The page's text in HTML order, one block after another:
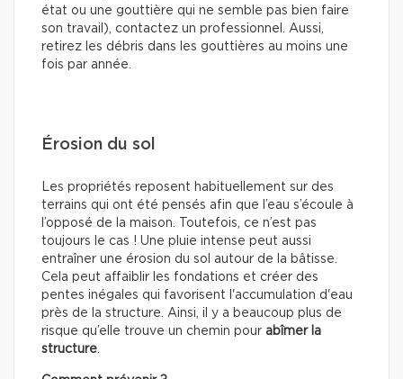
état ou une gouttière qui ne semble pas bien faire
son travail), contactez un professionnel. Aussi,
retirez les débris dans les gouttières au moins une
fois par année.
Érosion du sol
Les propriétés reposent habituellement sur des
terrains qui ont été pensés afin que l’eau s’écoule à
l’opposé de la maison. Toutefois, ce n’est pas
toujours le cas ! Une pluie intense peut aussi
entraîner une érosion du sol autour de la bâtisse.
Cela peut affaiblir les fondations et créer des
pentes inégales qui favorisent l'accumulation d'eau
près de la structure. Ainsi, il y a beaucoup plus de
risque qu’elle trouve un chemin pour abîmer la
structure.